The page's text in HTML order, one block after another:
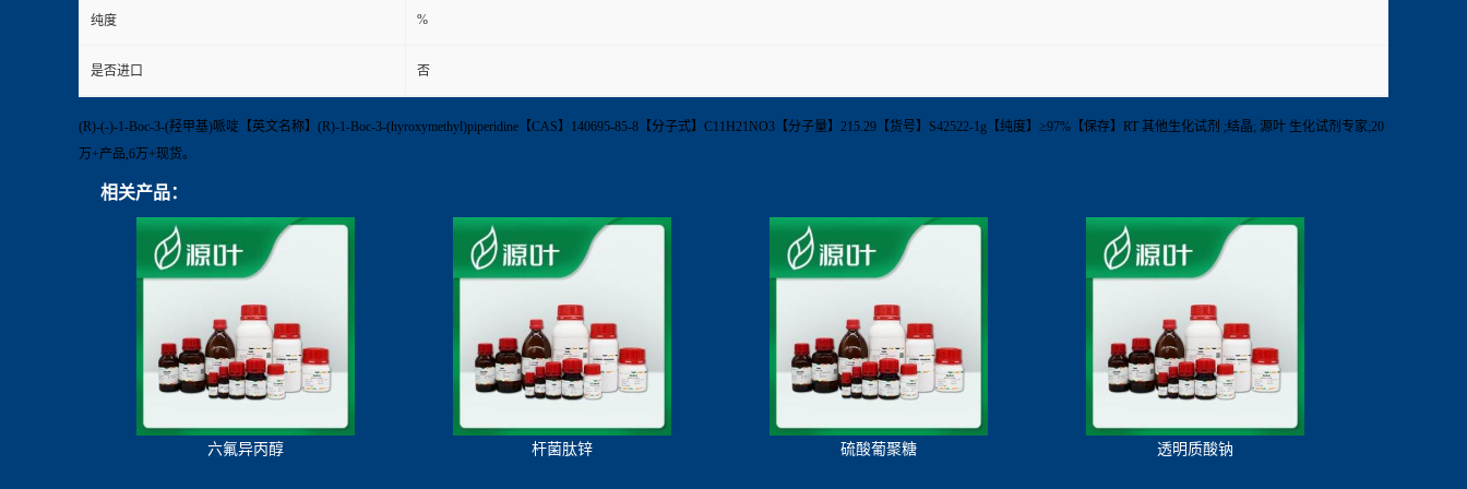
纯度 %
是否进口 否
(R)-(-)-1-Boc-3-(羟甲基)哌啶【英文名称】(R)-1-Boc-3-(hyroxymethyl)piperidine【CAS】140695-85-8【分子式】C11H21NO3【分子量】215.29【货号】S42522-1g【纯度】≥97%【保存】RT 其他生化试剂 ;结晶; 源叶 生化试剂专家;20
万+产品,6万+现货。
相关产品：
六氟异丙醇 杆菌肽锌 硫酸葡聚糖 透明质酸钠